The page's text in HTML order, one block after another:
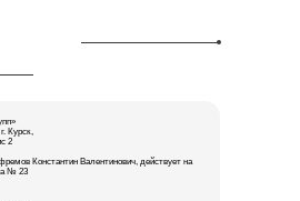
Курск,
2
Константин Валентинович, действует на
№ 23